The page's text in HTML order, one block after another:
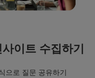
이트 수집하기
으로 질문 공유하기